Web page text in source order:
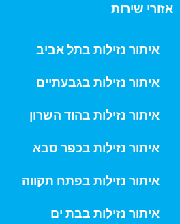
אזורי שירות
איתור נזילות בתל אביב
איתור נזילות בגבעתיים
איתור נזילות בהוד השרון
איתור נזילות בכפר סבא
איתור נזילות בפתח תקווה
איתור נזילות בבת ים